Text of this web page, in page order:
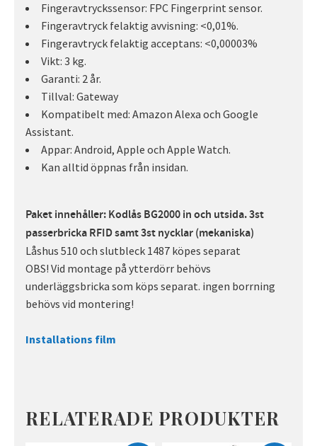
Fingeravtryckssensor: FPC Fingerprint sensor.
Fingeravtryck felaktig avvisning: <0,01%.
Fingeravtryck felaktig acceptans: <0,00003%
Vikt: 3 kg.
Garanti: 2 år.
Tillval: Gateway
Kompatibelt med: Amazon Alexa och Google
Assistant.
Appar: Android, Apple och Apple Watch.
Kan alltid öppnas från insidan.
Paket innehåller: Kodlås BG2000 in och utsida. 3st
passerbricka RFID samt 3st nycklar (mekaniska)
Låshus 510 och slutbleck 1487 köpes separat
OBS! Vid montage på ytterdörr behövs
underläggsbricka som köps separat. ingen borrning
behövs vid montering!
Installations film
RELATERADE PRODUKTER